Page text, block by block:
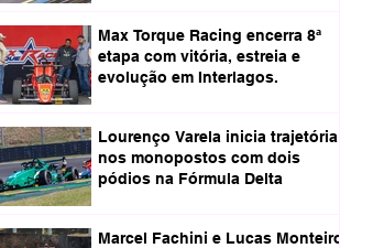
Max Torque Racing encerra 8ª
etapa com vitória, estreia e
evolução em Interlagos.
Lourenço Varela inicia trajetória
nos monopostos com dois
pódios na Fórmula Delta
Marcel Fachini e Lucas Monteiro